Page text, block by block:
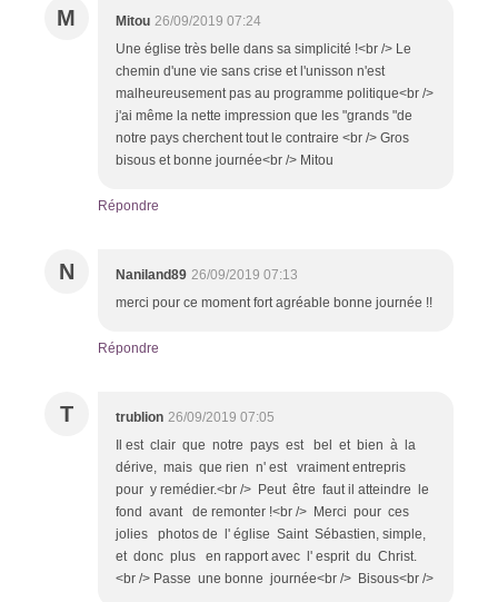
M Mitou 26/09/2019 07:24
Une église très belle dans sa simplicité !<br /> Le
chemin d'une vie sans crise et l'unisson n'est
malheureusement pas au programme politique<br />
j'ai même la nette impression que les "grands "de
notre pays cherchent tout le contraire <br /> Gros
bisous et bonne journée<br /> Mitou
Répondre
N Naniland89 26/09/2019 07:13
merci pour ce moment fort agréable bonne journée !!
Répondre
T trublion 26/09/2019 07:05
Il est clair que notre pays est bel et bien à la
dérive, mais que rien n' est vraiment entrepris
pour y remédier.<br /> Peut être faut il atteindre le
fond avant de remonter !<br /> Merci pour ces
jolies photos de l' église Saint Sébastien, simple,
et donc plus en rapport avec l' esprit du Christ.
<br /> Passe une bonne journée<br /> Bisous<br />